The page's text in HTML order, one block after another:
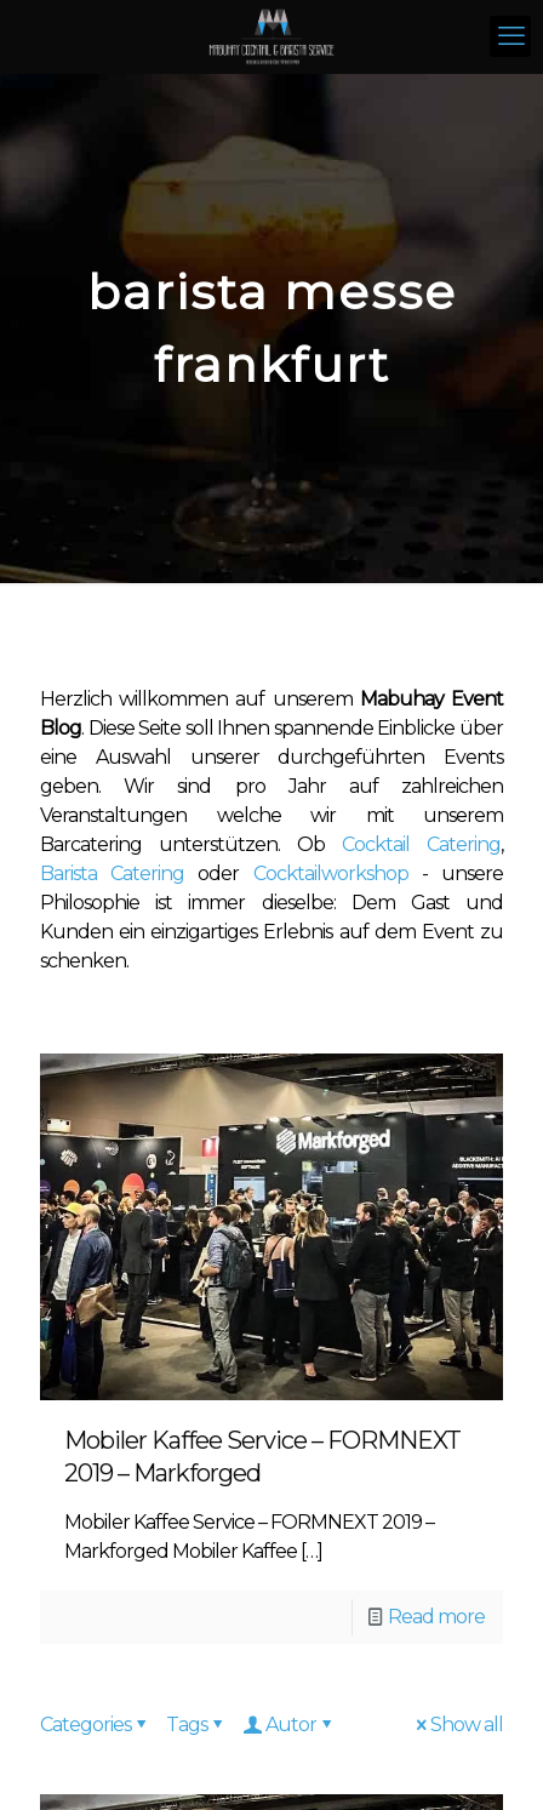
barista messe
frankfurt
Herzlich willkommen auf unserem Mabuhay Event
Blog. Diese Seite soll Ihnen spannende Einblicke über
eine Auswahl unserer durchgeführten Events
geben. Wir sind pro Jahr auf zahlreichen
Veranstaltungen welche wir mit unserem
Barcatering unterstützen. Ob Cocktail Catering,
Barista Catering oder Cocktailworkshop- unsere
Philosophie ist immer dieselbe: Dem Gast und
Kunden ein einzigartiges Erlebnis auf dem Event zu
schenken.
Mobiler Kaffee Service – FORMNEXT
2019 – Markforged
Mobiler Kaffee Service – FORMNEXT 2019 –
Markforged Mobiler Kaffee […]
Read more
Categories Tags Autor Show all